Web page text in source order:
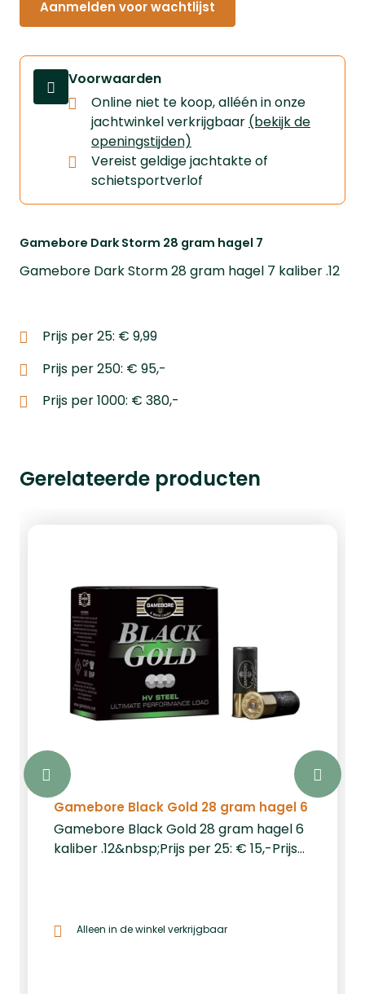
Gamebore Dark Storm 28 gram hagel 7
Gamebore Dark Storm 28 gram hagel 7 kaliber .12
Prijs per 25: € 9,99
Prijs per 250: € 95,-
Prijs per 1000: € 380,-
Aanmelden voor wachtlijst
Voorwaarden
Online niet te koop, alléén in onze
jachtwinkel verkrijgbaar (bekijk de
openingstijden)
Vereist geldige jachtakte of
schietsportverlof
Gerelateerde producten
Gamebore Black Gold 28 gram hagel 6
Gamebore Black Gold 28 gram hagel 6
kaliber .12&nbsp;Prijs per 25: € 15,-Prijs
Alleen in de winkel verkrijgbaar